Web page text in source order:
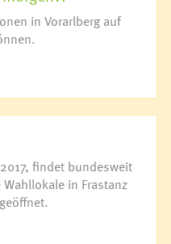
in Vorarlberg auf
findet bundesweit
in Frastanz